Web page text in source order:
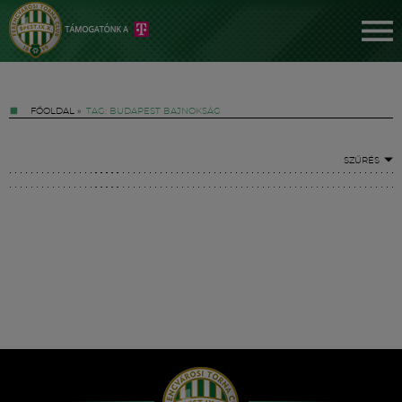
FŐOLDAL » TAG: BUDAPEST BAJNOKSÁG
SZŰRÉS
Hírek